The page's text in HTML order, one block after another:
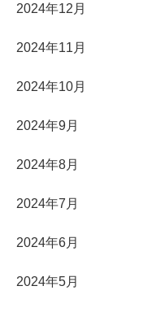
2024年12月
2024年11月
2024年10月
2024年9月
2024年8月
2024年7月
2024年6月
2024年5月